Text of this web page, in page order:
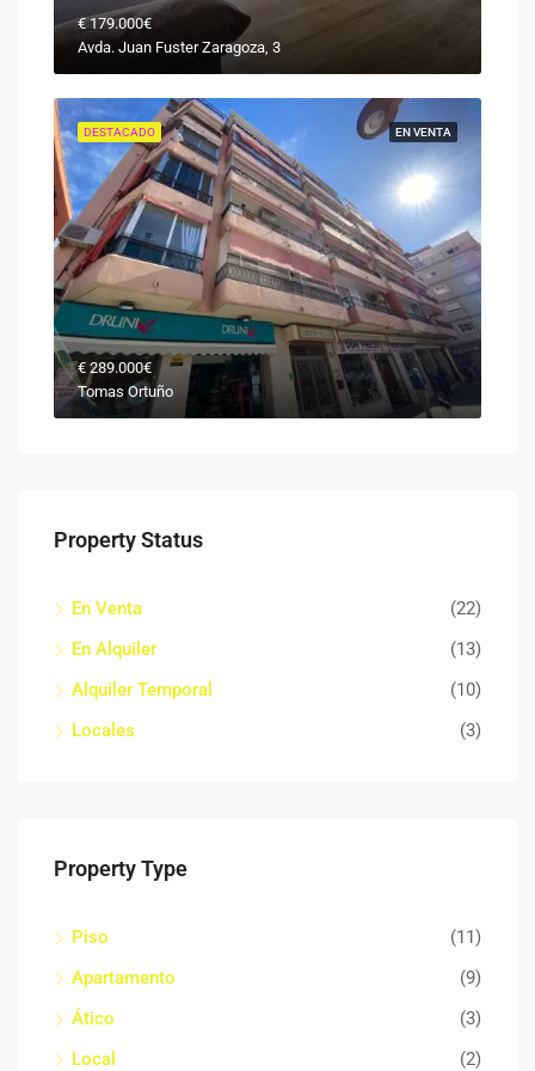
€179.000€
Avda. Juan Fuster Zaragoza, 3
EN VENTA
DESTACADO
€ 289.000€
Tomas Ortuño
Property Status
En Venta
(22)
En Alquiler
(13)
Alquiler Temporal
(10)
Locales
(3)
Property Type
Piso
(11)
Apartamento
(9)
Ático
(3)
Local
(2)